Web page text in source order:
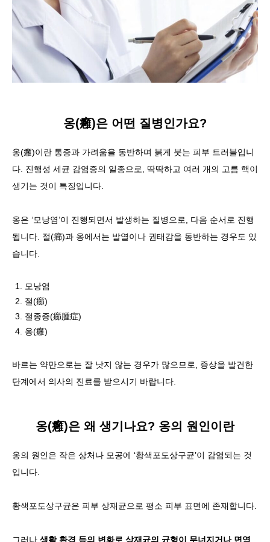
옹(癰)은 어떤 질병인가요?
옹(癰)이란 통증과 가려움을 동반하며 붉게 붓는 피부 트러블입니
다. 진행성 세균 감염증의 일종으로, 딱딱하고 여러 개의 고름 핵이
생기는 것이 특징입니다.
옹은 ‘모낭염’이 진행되면서 발생하는 질병으로, 다음 순서로 진행
됩니다. 절(癤)과 옹에서는 발열이나 권태감을 동반하는 경우도 있
습니다.
모낭염
절(癤)
절종증(癤腫症)
옹(癰)
바르는 약만으로는 잘 낫지 않는 경우가 많으므로, 증상을 발견한
단계에서 의사의 진료를 받으시기 바랍니다.
옹(癰)은 왜 생기나요? 옹의 원인이란
옹의 원인은 작은 상처나 모공에 ‘황색포도상구균’이 감염되는 것
입니다.
황색포도상구균은 피부 상재균으로 평소 피부 표면에 존재합니다.
그러나 생활 환경 등의 변화로 상재균의 균형이 무너지거나 면역